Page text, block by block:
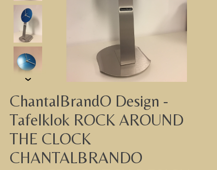
ChantalBrandO Design -
Tafelklok ROCK AROUND
THE CLOCK
CHANTALBRANDO